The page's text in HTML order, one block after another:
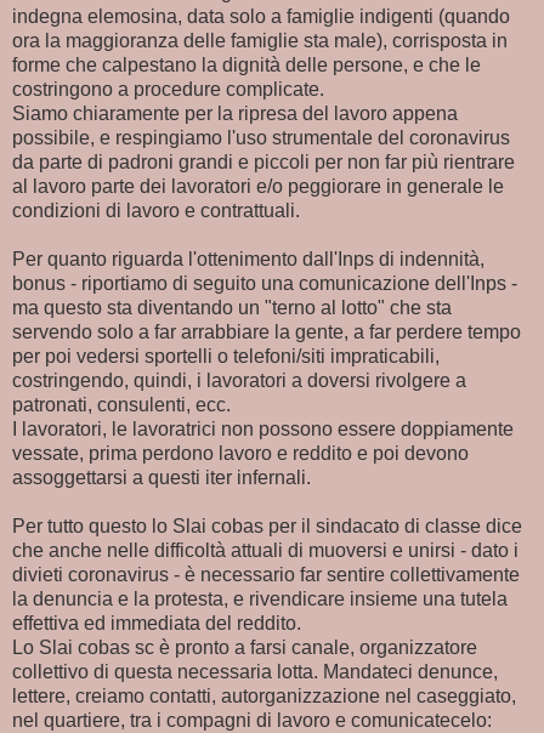
indegna elemosina, data solo a famiglie indigenti (quando
ora la maggioranza delle famiglie sta male), corrisposta in
forme che calpestano la dignità delle persone, e che le
costringono a procedure complicate.
Siamo chiaramente per la ripresa del lavoro appena
possibile, e respingiamo l'uso strumentale del coronavirus
da parte di padroni grandi e piccoli per non far più rientrare
al lavoro parte dei lavoratori e/o peggiorare in generale le
condizioni di lavoro e contrattuali.
Per quanto riguarda l'ottenimento dall'Inps di indennità,
bonus - riportiamo di seguito una comunicazione dell'Inps -
ma questo sta diventando un "terno al lotto" che sta
servendo solo a far arrabbiare la gente, a far perdere tempo
per poi vedersi sportelli o telefoni/siti impraticabili,
costringendo, quindi, i lavoratori a doversi rivolgere a
patronati, consulenti, ecc.
I lavoratori, le lavoratrici non possono essere doppiamente
vessate, prima perdono lavoro e reddito e poi devono
assoggettarsi a questi iter infernali.
Per tutto questo lo Slai cobas per il sindacato di classe dice
che anche nelle difficoltà attuali di muoversi e unirsi - dato i
divieti coronavirus - è necessario far sentire collettivamente
la denuncia e la protesta, e rivendicare insieme una tutela
effettiva ed immediata del reddito.
Lo Slai cobas sc è pronto a farsi canale, organizzatore
collettivo di questa necessaria lotta. Mandateci denunce,
lettere, creiamo contatti, autorganizzazione nel caseggiato,
nel quartiere, tra i compagni di lavoro e comunicatecelo: